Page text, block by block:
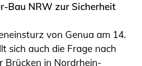
Bau NRW zur Sicherheit
von Genua am 14.
sich auch die Frage nach
Brücken in Nordrhein-